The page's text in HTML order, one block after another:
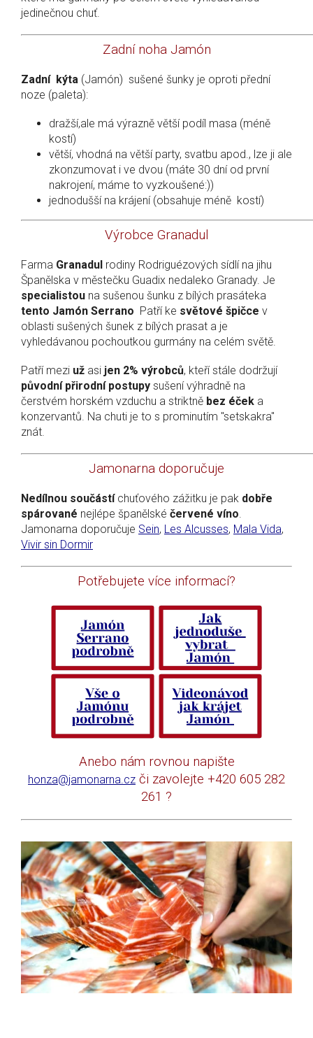
jedinečnou chuť.
Zadní noha Jamón
Zadní kýta (Jamón) sušené šunky je oproti přední
noze (paleta):
dražší,ale má výrazně větší podíl masa (méně
kostí)
větší, vhodná na větší party, svatbu apod., lze ji ale
zkonzumovat i ve dvou (máte 30 dní od první
nakrojení, máme to vyzkoušené:))
jednodušší na krájení (obsahuje méně kostí)
Výrobce Granadul
Farma Granadul rodiny Rodriguézových sídlí na jihu
Španělska v městečku Guadix nedaleko Granady. Je
specialistou na sušenou šunku z bílých prasáteka
tento Jamón Serrano Patří ke světové špičce v
oblasti sušených šunek z bílých prasat a je
vyhledávanou pochoutkou gurmány na celém světě.
Patří mezi už asi jen 2% výrobců, kteří stále dodržují
původní přirodní postupy sušení výhradně na
čerstvém horském vzduchu a striktně bez éček a
konzervantů. Na chuti je to s prominutím "setskakra"
znát.
Jamonarna doporučuje
Nedílnou součástíchuťového zážitku je pak dobře
spárované nejlépe španělské červené víno.
Jamonarna doporučuje Sein, Les Alcusses, Mala Vida,
Vivir sin Dormir
Potřebujete více informací?
Anebo nám rovnou napište
honza@jamonarna.cz či zavolejte +420 605 282
261 ?